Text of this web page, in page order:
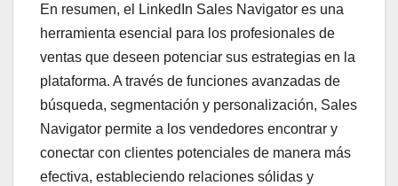
En resumen, el LinkedIn Sales Navigator es una
herramienta esencial para los profesionales de
ventas que deseen potenciar sus estrategias en la
plataforma. A través de funciones avanzadas de
búsqueda, segmentación y personalización, Sales
Navigator permite a los vendedores encontrar y
conectar con clientes potenciales de manera más
efectiva, estableciendo relaciones sólidas y